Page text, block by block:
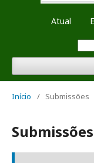
Atual
Início / Submissões
Submissões